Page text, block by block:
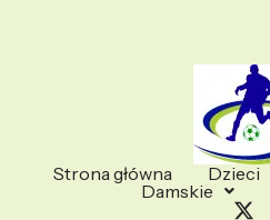
Strona główna Dzieci
Damskie